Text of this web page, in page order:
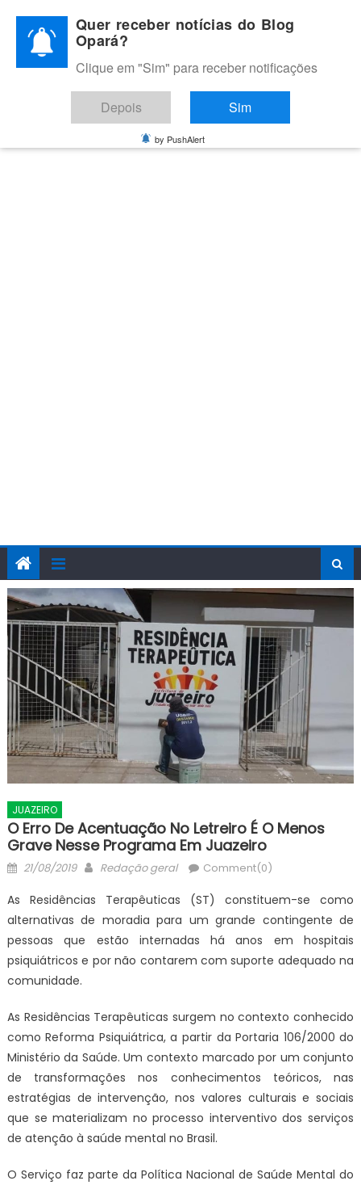
content
BLOG OPARÁ
Melhores notícias de Juazeiro, Petrolina e do Vale do São
Francisco
JUAZEIRO
O Erro De Acentuação No Letreiro É O Menos
Grave Nesse Programa Em Juazeiro
Posted
21/08/2019 Author
Redação geral Comment(0)
As Residências Terapêuticas (ST) constituem-se como
alternativas de moradia para um grande contingente de
pessoas que estão internadas há anos em hospitais
psiquiátricos e por não contarem com suporte adequado na
comunidade.
As Residências Terapêuticas surgem no contexto conhecido
como Reforma Psiquiátrica, a partir da Portaria 106/2000 do
Ministério da Saúde. Um contexto marcado por um conjunto
de transformações nos conhecimentos teóricos, nas
estratégias de intervenção, nos valores culturais e sociais
que se materializam no processo interventivo dos serviços
de atenção à saúde mental no Brasil.
O Serviço faz parte da Política Nacional de Saúde Mental do
Quer receber notícias do Blog
Opará?
Clique em "Sim" para receber notificações
Depois Sim
by PushAlert